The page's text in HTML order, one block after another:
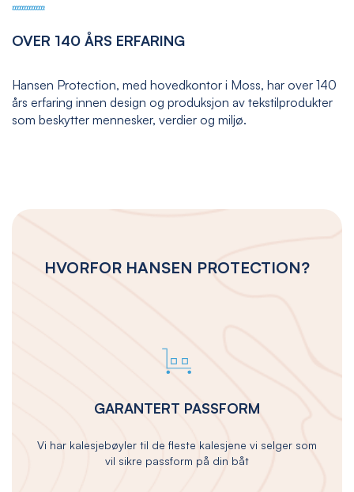
OVER 140 ÅRS ERFARING
Hansen Protection, med hovedkontor i Moss, har over 140
års erfaring innen design og produksjon av tekstilprodukter
som beskytter mennesker, verdier og miljø.
HVORFOR HANSEN PROTECTION?
GARANTERT PASSFORM
Vi har kalesjebøyler til de fleste kalesjene vi selger som
vil sikre passform på din båt